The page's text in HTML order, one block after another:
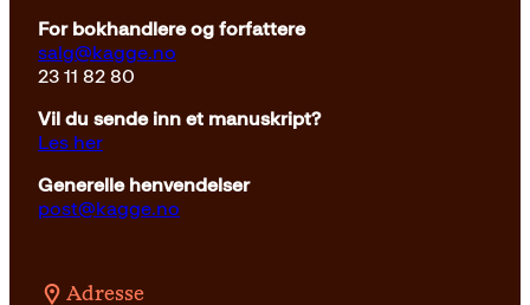
For bokhandlere og forfattere
salg@kagge.no
23 11 82 80
Vil du sende inn et manuskript?
Les her
Generelle henvendelser
post@kagge.no
Adresse